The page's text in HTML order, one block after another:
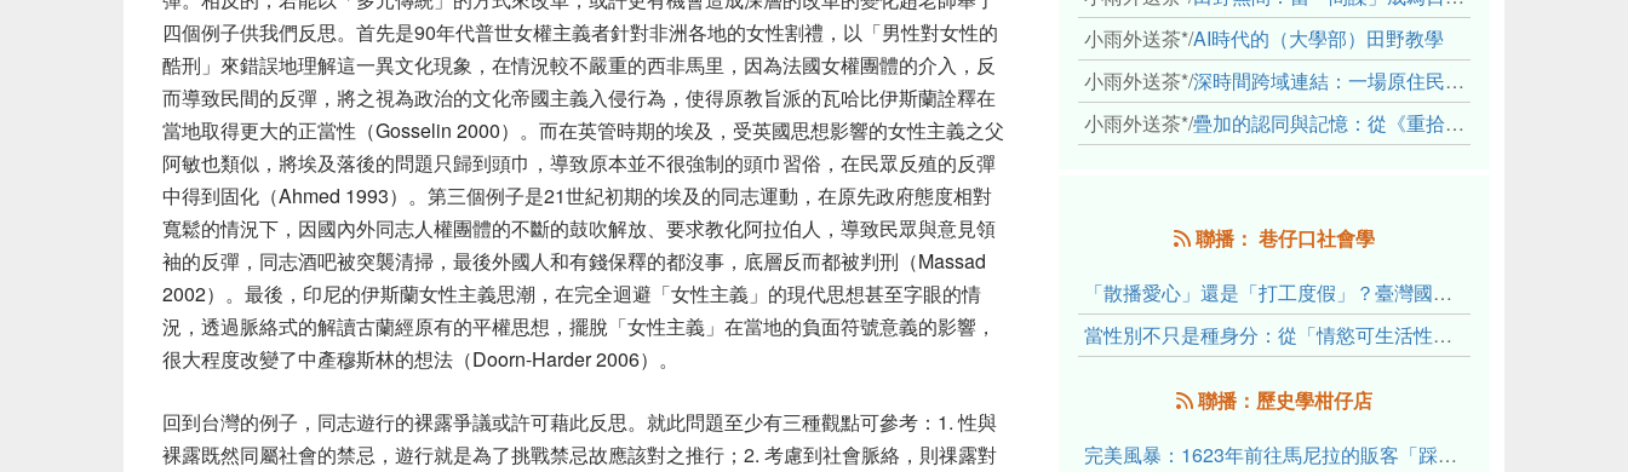
四個例子供我們反思。首先是90年代普世女權主義者針對非洲各地的女性割禮，以「男性對女性的
酷刑」來錯誤地理解這一異文化現象，在情況較不嚴重的西非馬里，因為法國女權團體的介入，反
而導致民間的反彈，將之視為政治的文化帝國主義入侵行為，使得原教旨派的瓦哈比伊斯蘭詮釋在
當地取得更大的正當性 （Gosselin 2000） 。而在英管時期的埃及，受英國思想影響的女性主義之父
阿敏也類似，將埃及落後的問題只歸到頭巾，導致原本並不很強制的頭巾習俗，在民眾反殖的反彈
中得到固化（Ahmed 1993） 。第三個例子是21世紀初期的埃及的同志運動，在原先政府態度相對
寬鬆的情況下，因國內外同志人權團體的不斷的鼓吹解放、要求教化阿拉伯人，導致民眾與意見領
袖的反彈，同志酒吧被突襲清掃，最後外國人和有錢保釋的都沒事，底層反而都被判刑 （Massad
2002） 。最後，印尼的伊斯蘭女性主義思潮，在完全迴避「女性主義」的現代思想甚至字眼的情
況，透過脈絡式的解讀古蘭經原有的平權思想，擺脫「女性主義」在當地的負面符號意義的影響，
很大程度改變了中產穆斯林的想法 （Doorn-Harder2006） 。
回到台灣的例子，同志遊行的裸露爭議或許可藉此反思。就此問題至少有三種觀點可參考：1. 性與
裸露既然同屬社會的禁忌，遊行就是為了挑戰禁忌故應該對之推行；2. 考慮到社會脈絡，則祼露對
小雨外送茶*/AI時代的（大學部）田野教學
小雨外送茶*/深時間跨域連結：一場原住民地熱會議的初步觀察
小雨外送茶*/疊加的認同與記憶：從《重拾時間的山語》探討「我們的」立場性(positionality)
聯播： 巷仔口社會學
「散播愛心」還是「打工度假」？臺灣國內與跨國捐卵的利他修辭、金錢動機與身體代價
當性別不只是種身分：從「情慾可生活性」理解跨性別者的身體、慾望與認同探索
聯播：歷史學柑仔店
完美風暴：1623年前往馬尼拉的販客「踩線團」怎麼會困死於澎湖?